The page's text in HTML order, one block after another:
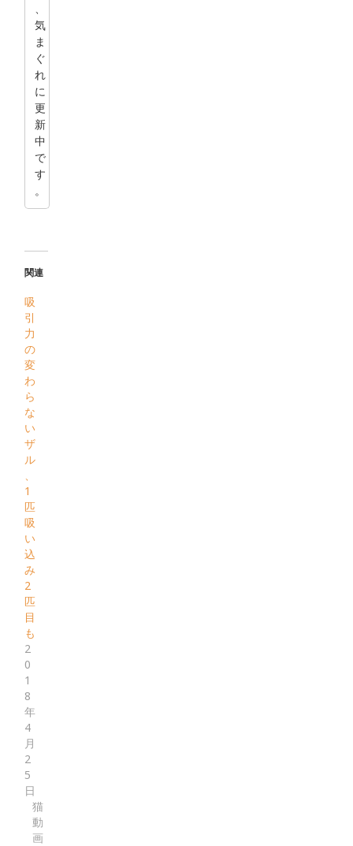
気
ま
ぐ
れ
に
更
新
中
で
す
。
関連
吸
引
力
の
変
わ
ら
な
い
ザ
ル
1
匹
吸
い
込
み
2
匹
目
も
2
0
1
8
年
4
月
2
5
日
猫
動
画